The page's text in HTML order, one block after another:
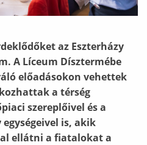
az Eszterházy
A Líceum Dísztermébe
előadásokon vehettek
a térség
szereplőivel és a
is, akik
ellátni a fiatalokat a